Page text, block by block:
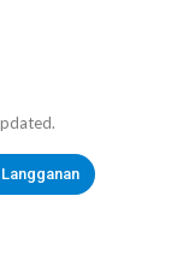
Langganan